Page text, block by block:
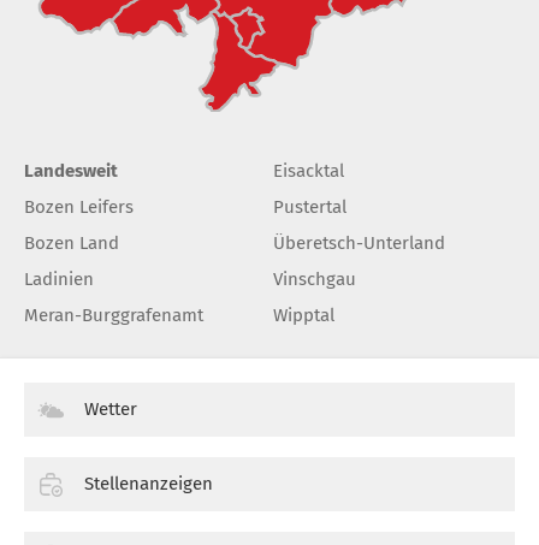
Landesweit
Bozen Leifers
Bozen Land
Ladinien
Meran-Burggrafenamt
Eisacktal
Pustertal
Überetsch-Unterland
Vinschgau
Wipptal
Wetter
Stellenanzeigen